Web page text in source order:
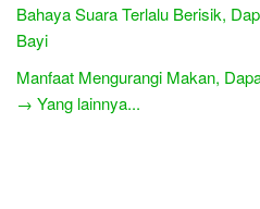
Bahaya Suara Terlalu Berisik,
Bayi
Manfaat Mengurangi Makan,
→ Yang lainnya...